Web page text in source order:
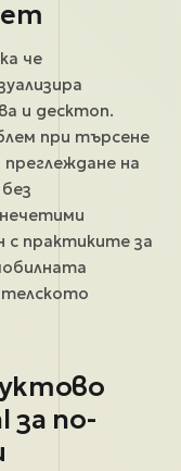
че
и десктоп.
при търсене
на
с практиките за
за по-